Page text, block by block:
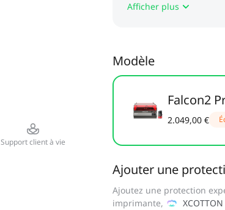
Support client à vie
Afficher plus
Modèle
Falcon2
2.049,00 €
Ajouter une
Ajoutez une protection
imprimante,
XCOTTON